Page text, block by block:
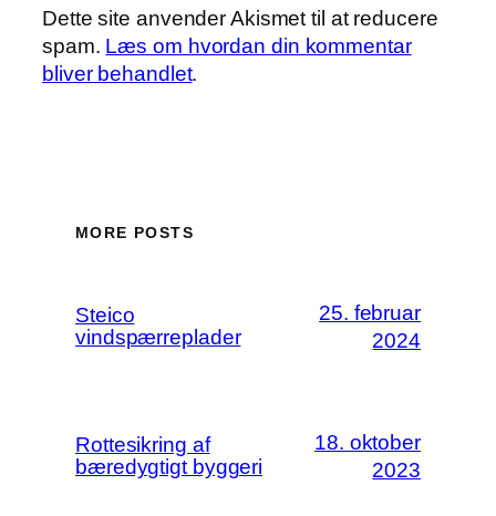
Dette site anvender Akismet til at reducere
spam. Læs om hvordan din kommentar
bliver behandlet.
MORE POSTS
Steico
vindspærreplader
25. februar
2024
Rottesikring af
bæredygtigt byggeri
18. oktober
2023